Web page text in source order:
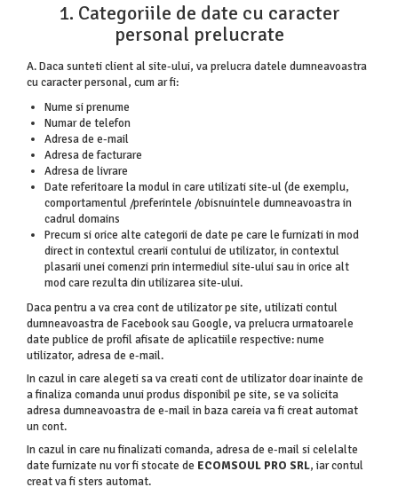
1. Categoriile de date cu caracter
personal prelucrate
A. Daca sunteti client al site-ului, va prelucra datele dumneavoastra
cu caracter personal, cum ar fi:
Nume si prenume
Numar de telefon
Adresa de e-mail
Adresa de facturare
Adresa de livrare
Date referitoare la modul in care utilizati site-ul (de exemplu,
comportamentul /preferintele /obisnuintele dumneavoastra in
cadrul domains
Precum si orice alte categorii de date pe care le furnizati in mod
direct in contextul crearii contului de utilizator, in contextul
plasarii unei comenzi prin intermediul site-ului sau in orice alt
mod care rezulta din utilizarea site-ului.
Daca pentru a va crea cont de utilizator pe site, utilizati contul
dumneavoastra de Facebook sau Google, va prelucra urmatoarele
date publice de profil afisate de aplicatiile respective: nume
utilizator, adresa de e-mail.
In cazul in care alegeti sa va creati cont de utilizator doar inainte de
a finaliza comanda unui produs disponibil pe site, se va solicita
adresa dumneavoastra de e-mail in baza careia va fi creat automat
un cont.
In cazul in care nu finalizati comanda, adresa de e-mail si celelalte
date furnizate nu vor fi stocate de ECOMSOUL PRO SRL, iar contul
creat va fi sters automat.